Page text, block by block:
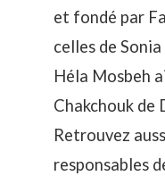
et fondé par
celles de Sonia
Héla Mosbeh
Chakchouk de
Retrouvez
responsables